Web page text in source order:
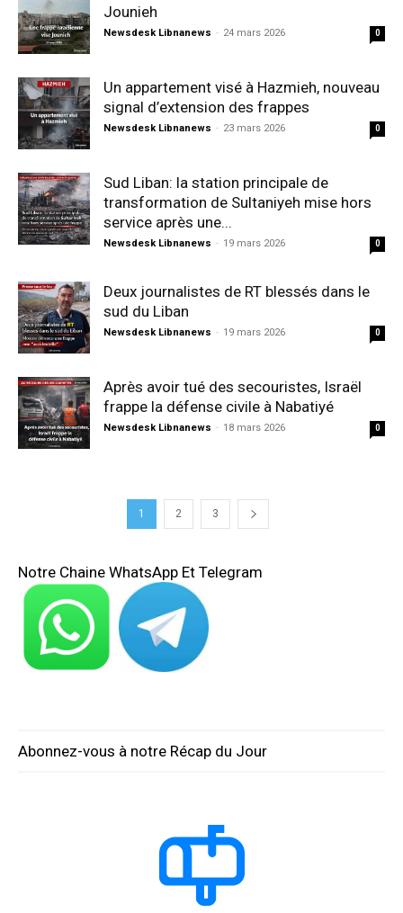
Jounieh
Newsdesk Libnanews - 24 mars 2026 0
Un appartement visé à Hazmieh, nouveau
signal d’extension des frappes
Newsdesk Libnanews - 23 mars 2026 0
Sud Liban: la station principale de
transformation de Sultaniyeh mise hors
service après une...
Newsdesk Libnanews - 19 mars 2026 0
Deux journalistes de RT blessés dans le
sud du Liban
Newsdesk Libnanews - 19 mars 2026 0
Après avoir tué des secouristes, Israël
frappe la défense civile à Nabatiyé
Newsdesk Libnanews - 18 mars 2026 0
1 2 3
Notre Chaine WhatsApp Et Telegram
Abonnez-vous à notre Récap du Jour